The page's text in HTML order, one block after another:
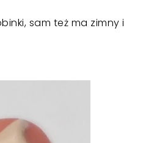
sam też ma zimny i